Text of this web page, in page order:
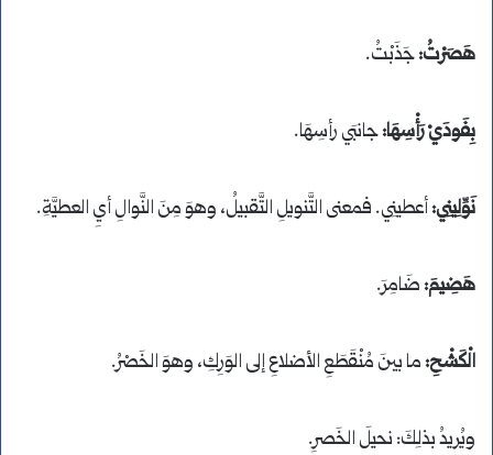
هَصَرْتُ:جَذَبْتُ.
بِفَودَيْ رَأْسِهَا:جانبَي رأسِهَا.
نَوِّلِينِي:أعطينِي. فمعنى التَّنويلِ التَّقبيلُ، وهوَ مِنَ النَّوالِ أيِ العطيَّةِ.
هَضِيمَ:ضَامِرَ.
الْكَشْحِ:ما بينَ مُنْقَطَعِ الأضلاعِ إلى الوَرِكِ، وهوَ الخَصْرُ.
ويُريدُ بذلِكَ: نحيلَ الخَصرِ.